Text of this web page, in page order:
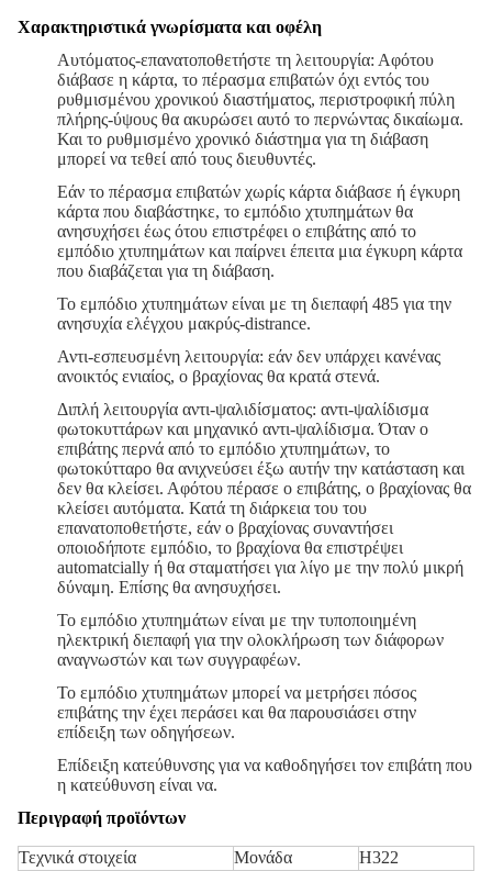
Χαρακτηριστικά γνωρίσματα και οφέλη
Αυτόματος-επανατοποθετήστε τη λειτουργία: Αφότου
διάβασε η κάρτα, το πέρασμα επιβατών όχι εντός του
ρυθμισμένου χρονικού διαστήματος, περιστροφική πύλη
πλήρης-ύψους θα ακυρώσει αυτό το περνώντας δικαίωμα.
Και το ρυθμισμένο χρονικό διάστημα για τη διάβαση
μπορεί να τεθεί από τους διευθυντές.
Εάν το πέρασμα επιβατών χωρίς κάρτα διάβασε ή έγκυρη
κάρτα που διαβάστηκε, το εμπόδιο χτυπημάτων θα
ανησυχήσει έως ότου επιστρέφει ο επιβάτης από το
εμπόδιο χτυπημάτων και παίρνει έπειτα μια έγκυρη κάρτα
που διαβάζεται για τη διάβαση.
Το εμπόδιο χτυπημάτων είναι με τη διεπαφή 485 για την
ανησυχία ελέγχου μακρύς-distrance.
Αντι-εσπευσμένη λειτουργία: εάν δεν υπάρχει κανένας
ανοικτός ενιαίος, ο βραχίονας θα κρατά στενά.
Διπλή λειτουργία αντι-ψαλιδίσματος: αντι-ψαλίδισμα
φωτοκυττάρων και μηχανικό αντι-ψαλίδισμα. Όταν ο
επιβάτης περνά από το εμπόδιο χτυπημάτων, το
φωτοκύτταρο θα ανιχνεύσει έξω αυτήν την κατάσταση και
δεν θα κλείσει. Αφότου πέρασε ο επιβάτης, ο βραχίονας θα
κλείσει αυτόματα. Κατά τη διάρκεια του του
επανατοποθετήστε, εάν ο βραχίονας συναντήσει
οποιοδήποτε εμπόδιο, το βραχίονα θα επιστρέψει
automatcially ή θα σταματήσει για λίγο με την πολύ μικρή
δύναμη. Επίσης θα ανησυχήσει.
Το εμπόδιο χτυπημάτων είναι με την τυποποιημένη
ηλεκτρική διεπαφή για την ολοκλήρωση των διάφορων
αναγνωστών και των συγγραφέων.
Το εμπόδιο χτυπημάτων μπορεί να μετρήσει πόσος
επιβάτης την έχει περάσει και θα παρουσιάσει στην
επίδειξη των οδηγήσεων.
Επίδειξη κατεύθυνσης για να καθοδηγήσει τον επιβάτη που
η κατεύθυνση είναι να.
Περιγραφή προϊόντων
Τεχνικά στοιχεία Μονάδα
H322